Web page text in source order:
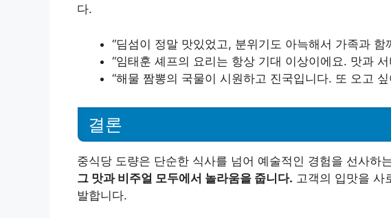
다.
“딤섬이 정말 맛있었고, 분위기도 아늑해서 가족과 함
“임태훈 셰프의 요리는 항상 기대 이상이에요. 맛과
“해물 짬뽕의 국물이 시원하고 진국입니다. 또 오고 싶
결론
중식당 도량은 단순한 식사를 넘어 예술적인 경험을 선사하
그 맛과 비주얼 모두에서 놀라움을 줍니다. 고객의 입맛을 사
발합니다.